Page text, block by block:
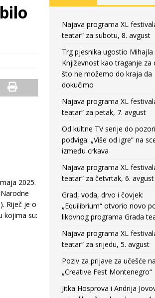
između crkava
FOKUS
2025.
Riječ je o
kojima su:
Najava programa XL
teatar“ za subotu, 8. avgust
Trg pjesnika ugostio Mihajla
Književnost kao traganje za
što ne možemo do kraja da
dokučimo
Najava programa XL
teatar“ za petak, 7. avgust
Od kultne TV serije do
podviga: „Više od igre” na
između crkava
Najava programa XL
teatar“ za četvrtak, 6. avgust
Grad, voda, drvo i čovjek:
„Equilibrium“ otvorio novo
likovnog programa Grada
Najava programa XL
teatar“ za srijedu, 5. avgust
Poziv za prijave za učešće
„Creative Fest Montenegro“
Jitka Hosprova i Andrija